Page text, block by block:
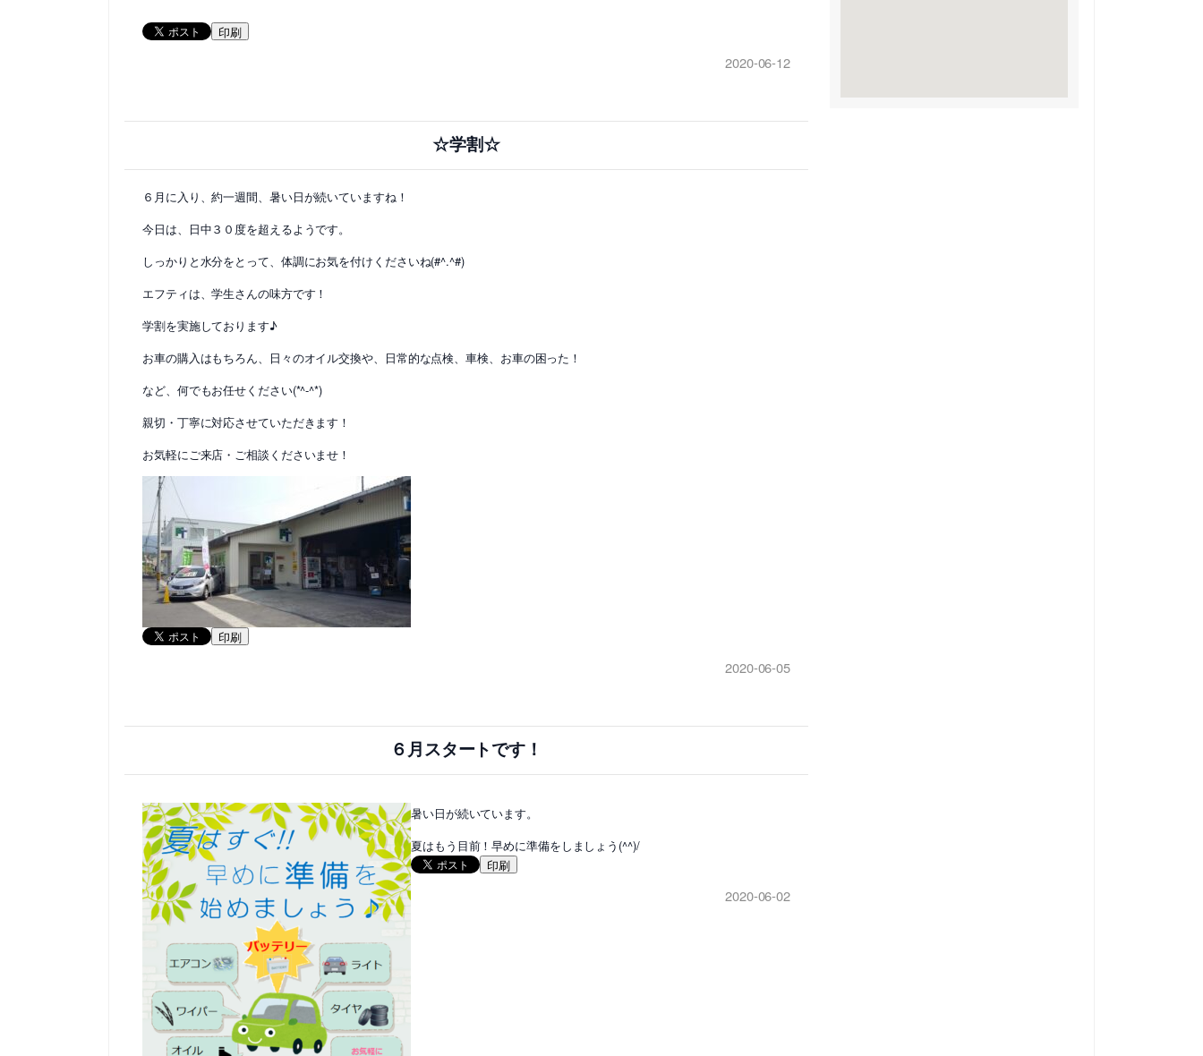
印刷
2020-06-12
☆学割☆
６月に入り、約一週間、暑い日が続いていますね！
今日は、日中３０度を超えるようです。
しっかりと水分をとって、体調にお気を付けくださいね(#^.^#)
エフティは、学生さんの味方です！
学割を実施しております♪
お車の購入はもちろん、日々のオイル交換や、日常的な点検、車検、お車の困った！
など、何でもお任せください(*^-^*)
親切・丁寧に対応させていただきます！
お気軽にご来店・ご相談くださいませ！
印刷
2020-06-05
６月スタートです！
暑い日が続いています。
夏はもう目前！早めに準備をしましょう(^^)/
印刷
2020-06-02